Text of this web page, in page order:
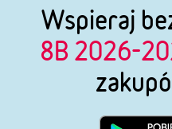
Wspieraj
8B 2026-